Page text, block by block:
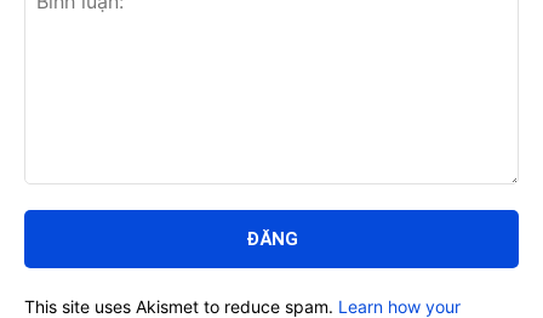
luận:
This site uses Akismet to reduce spam. Learn how your